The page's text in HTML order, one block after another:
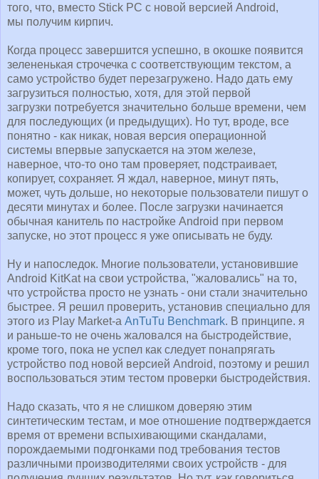
того, что, вместо Stick PC с новой версией Android,
мы получим кирпич.
Когда процесс завершится успешно, в окошке появится
зелененькая строчечка с соответствующим текстом, а
само устройство будет перезагружено. Надо дать ему
загрузиться полностью, хотя, для этой первой
загрузки потребуется значительно больше времени, чем
для последующих (и предыдущих). Но тут, вроде, все
понятно - как никак, новая версия операционной
системы впервые запускается на этом железе,
наверное, что-то оно там проверяет, подстраивает,
копирует, сохраняет. Я ждал, наверное, минут пять,
может, чуть дольше, но некоторые пользователи пишут о
десяти минутах и более. После загрузки начинается
обычная канитель по настройке Android при первом
запуске, но этот процесс я уже описывать не буду.
Ну и напоследок. Многие пользователи, установившие
Android KitKat на свои устройства, "жаловались" на то,
что устройства просто не узнать - они стали значительно
быстрее. Я решил проверить, установив специально для
этого из Play Market-а AnTuTu Benchmark. В принципе. я
и раньше-то не очень жаловался на быстродействие,
кроме того, пока не успел как следует понапрягать
устройство под новой версией Android, поэтому и решил
воспользоваться этим тестом проверки быстродействия.
Надо сказать, что я не слишком доверяю этим
синтетическим тестам, и мое отношение подтверждается
время от времени вспыхивающими скандалами,
порождаемыми подгонками под требования тестов
различными производителями своих устройств - для